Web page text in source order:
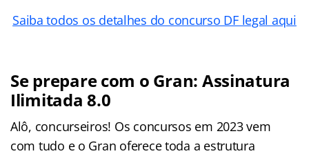
Saiba todos os detalhes do concurso DF legal aqui
Se prepare com o Gran: Assinatura
Ilimitada 8.0
Alô, concurseiros! Os concursos em 2023 vem
com tudo e o Gran oferece toda a estrutura